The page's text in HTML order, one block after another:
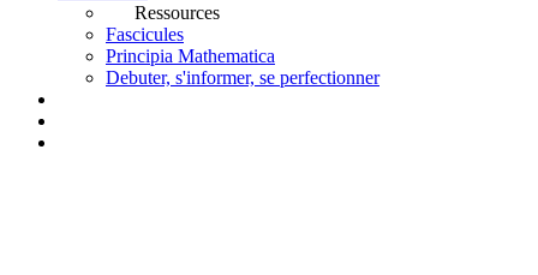
Ressources
Fascicules
Principia Mathematica
Debuter, s'informer, se perfectionner